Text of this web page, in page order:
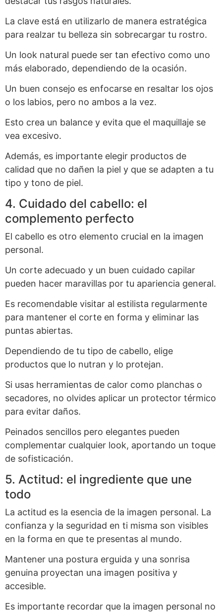
La clave está en utilizarlo de manera estratégica
para realzar tu belleza sin sobrecargar tu rostro.
Un look natural puede ser tan efectivo como uno
más elaborado, dependiendo de la ocasión.
Un buen consejo es enfocarse en resaltar los ojos
o los labios, pero no ambos a la vez.
Esto crea un balance y evita que el maquillaje se
vea excesivo.
Además, es importante elegir productos de
calidad que no dañen la piel y que se adapten a tu
tipo y tono de piel.
4. Cuidado del cabello: el
complemento perfecto
El cabello es otro elemento crucial en la imagen
personal.
Un corte adecuado y un buen cuidado capilar
pueden hacer maravillas por tu apariencia general.
Es recomendable visitar al estilista regularmente
para mantener el corte en forma y eliminar las
puntas abiertas.
Dependiendo de tu tipo de cabello, elige
productos que lo nutran y lo protejan.
Si usas herramientas de calor como planchas o
secadores, no olvides aplicar un protector térmico
para evitar daños.
Peinados sencillos pero elegantes pueden
complementar cualquier look, aportando un toque
de sofisticación.
5. Actitud: el ingrediente que une
todo
La actitud es la esencia de la imagen personal. La
confianza y la seguridad en ti misma son visibles
en la forma en que te presentas al mundo.
Mantener una postura erguida y una sonrisa
genuina proyectan una imagen positiva y
accesible.
Es importante recordar que la imagen personal no